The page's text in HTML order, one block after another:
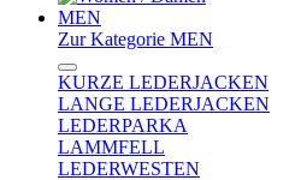
MEN
Zur Kategorie MEN
KURZE LEDERJACKEN
LANGE LEDERJACKEN
LEDERPARKA
LAMMFELL
LEDERWESTEN